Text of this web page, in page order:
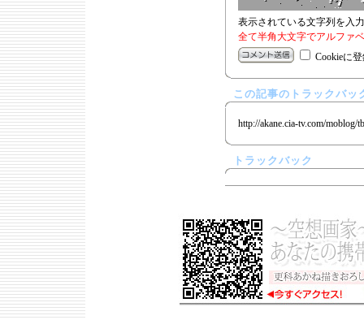
表示されている文字列を入
全て半角大文字でアルファ
Cookieに
この記事のトラックバッ
http://akane.cia-tv.com/moblog/
トラックバック